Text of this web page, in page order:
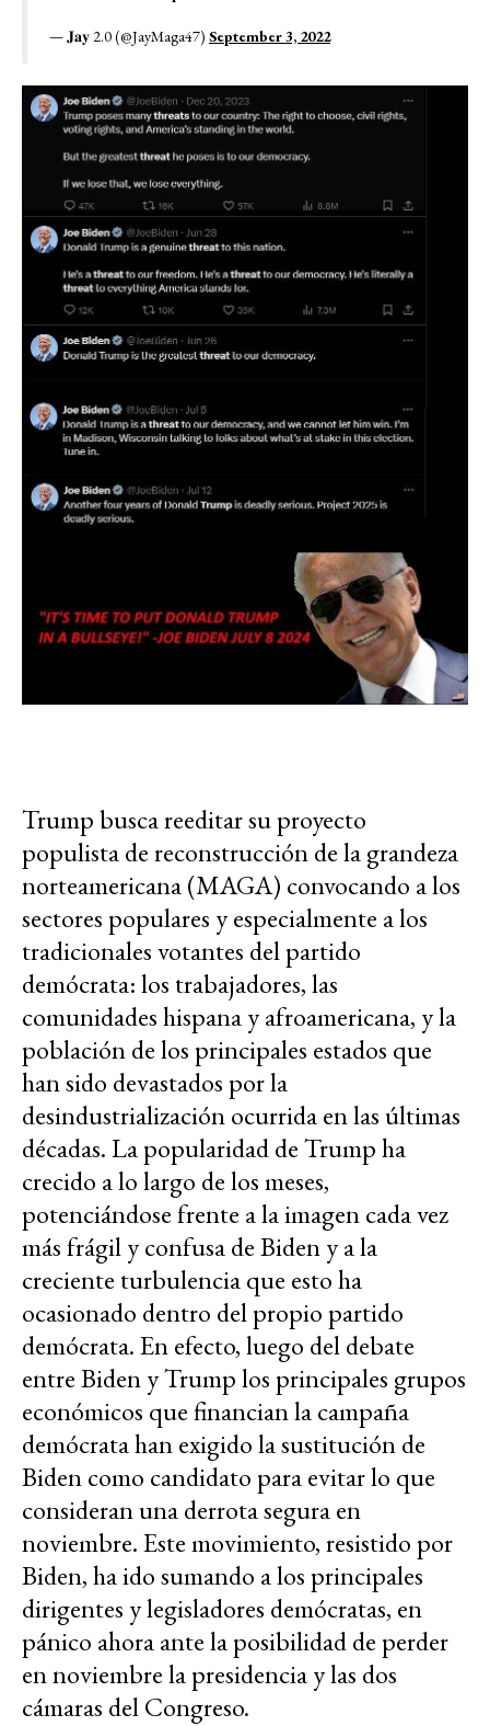
— ͏͏͏𝐉𝐚𝐲 2.0 (@JayMaga47) September 3, 2022
Trump busca reeditar su proyecto
populista de reconstrucción de la grandeza
norteamericana (MAGA) convocando a los
sectores populares y especialmente a los
tradicionales votantes del partido
demócrata: los trabajadores, las
comunidades hispana y afroamericana, y la
población de los principales estados que
han sido devastados por la
desindustrialización ocurrida en las últimas
décadas. La popularidad de Trump ha
crecido a lo largo de los meses,
potenciándose frente a la imagen cada vez
más frágil y confusa de Biden y a la
creciente turbulencia que esto ha
ocasionado dentro del propio partido
demócrata. En efecto, luego del debate
entre Biden y Trump los principales grupos
económicos que financian la campaña
demócrata han exigido la sustitución de
Biden como candidato para evitar lo que
consideran una derrota segura en
noviembre. Este movimiento, resistido por
Biden, ha ido sumando a los principales
dirigentes y legisladores demócratas, en
pánico ahora ante la posibilidad de perder
en noviembre la presidencia y las dos
cámaras del Congreso.